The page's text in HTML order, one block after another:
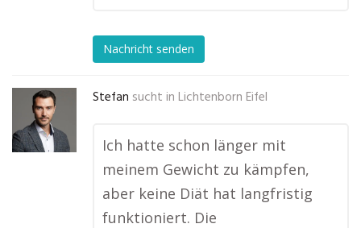
Nachricht senden
Stefan sucht in Lichtenborn Eifel
Ich hatte schon länger mit
meinem Gewicht zu kämpfen,
aber keine Diät hat langfristig
funktioniert. Die